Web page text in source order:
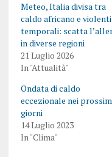
Meteo, Italia divisa tra
caldo africano e violenti
temporali: scatta
in diverse regioni
21 Luglio 2026
In "Attualità"
Ondata di caldo
eccezionale nei
giorni
14 Luglio 2023
In "Clima"